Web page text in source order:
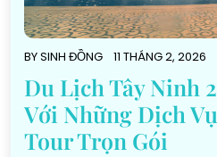
BYSINH ĐỒNG 11 THÁNG 2, 2026
Du Lịch Tây Ninh
Với Những Dịch
Tour Trọn Gói